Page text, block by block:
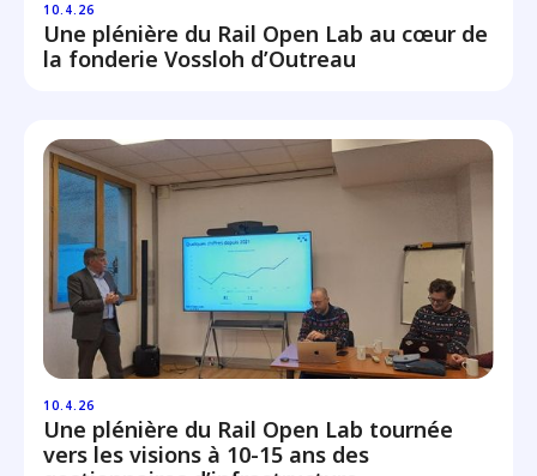
10.4.26
Une plénière du Rail Open Lab au cœur de
la fonderie Vossloh d’Outreau
10.4.26
Une plénière du Rail Open Lab tournée
vers les visions à 10-15 ans des